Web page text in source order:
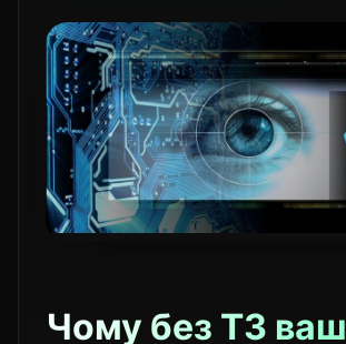
Чому без ТЗ ваш